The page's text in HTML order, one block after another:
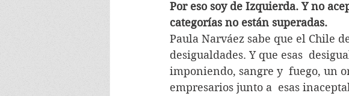
Por eso soy de Izquierda. Y no
categorías no están superadas.
Paula Narváez sabe que el Chile
desigualdades. Y que esas
imponiendo, sangre y  fuego, un
empresarios junto a  esas